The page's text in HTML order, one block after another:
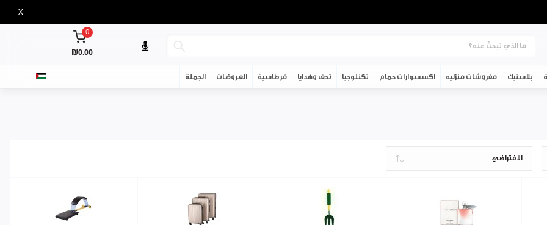
X
0
₪0.00
بلاستيك مفروشات منزليه اكسسوارات حمام تكنلوجيا تحف وهدايا قرطاسية العروضات الجملة